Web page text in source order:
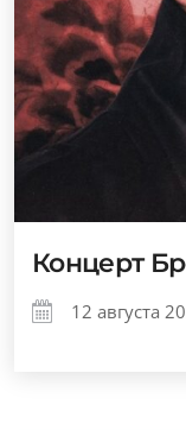
Концерт
12 августа